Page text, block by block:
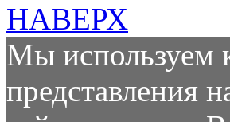
НАВЕРХ
Мы используем
представления